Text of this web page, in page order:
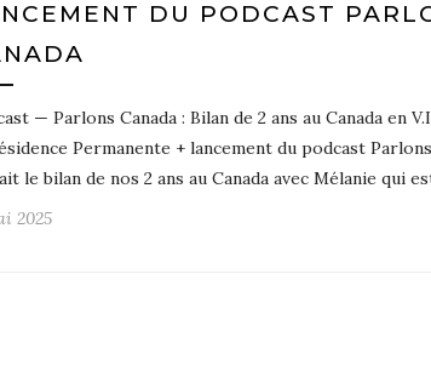
DU PODCAST
— Parlons Canada : Bilan de 2 ans au Canada en
Permanente + lancement du podcast
le bilan de nos 2 ans au Canada avec Mélanie qui
2025